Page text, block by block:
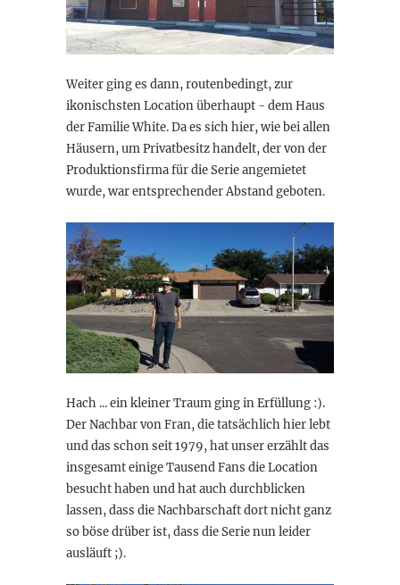
Weiter ging es dann, routenbedingt, zur
ikonischsten Location überhaupt - dem Haus
der Familie White. Da es sich hier, wie bei allen
Häusern, um Privatbesitz handelt, der von der
Produktionsfirma für die Serie angemietet
wurde, war entsprechender Abstand geboten.
Hach ... ein kleiner Traum ging in Erfüllung :).
Der Nachbar von Fran, die tatsächlich hier lebt
und das schon seit 1979, hat unser erzählt das
insgesamt einige Tausend Fans die Location
besucht haben und hat auch durchblicken
lassen, dass die Nachbarschaft dort nicht ganz
so böse drüber ist, dass die Serie nun leider
ausläuft ;).